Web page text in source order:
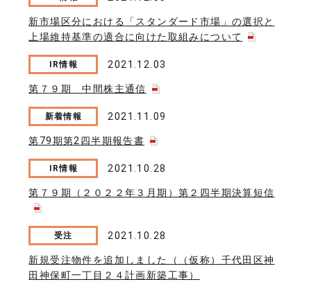
新市場区分における「スタンダード市場」の選択と
上場維持基準の適合に向けた取組みについて
IR情報 2021.12.03
第７９期 中間株主通信
新着情報 2021.11.09
第79期第2四半期報告書
IR情報 2021.10.28
第７９期（２０２２年３月期）第２四半期決算短信
受注 2021.10.28
新規受注物件を追加しました（（仮称）千代田区神
田神保町一丁目２４計画新築工事）